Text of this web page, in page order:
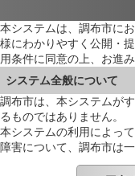
本システムは、調布市に
様にわかりやすく公開・
用条件に同意の上、お進み
システム全般について
調布市は、本システムが
るものではありません。
本システムの利用によっ
障害について、調布市は